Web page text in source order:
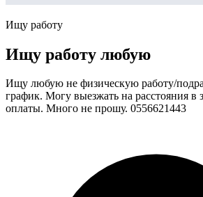
Ищу работу
Ищу работу любую
Ищу любую не физическую работу/
график. Могу выезжать на расстояния в
оплаты. Много не прошу. 0556621443